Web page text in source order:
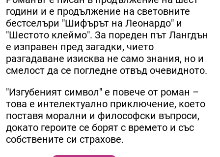
години и е продължение на световните
бестселъри "Шифърът на Леонардо" и
"Шестото клеймо". За пореден път Лангдън
е изправен пред загадки, чието
разгадаване изисква не само знания, но и
смелост да се погледне отвъд очевидното.
"Изгубеният символ" е повече от роман –
това е интелектуално приключение, което
поставя морални и философски въпроси,
докато героите се борят с времето и със
собствените си страхове.